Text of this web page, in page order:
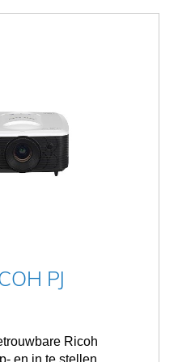
PJ
Ricoh
en in te stellen,